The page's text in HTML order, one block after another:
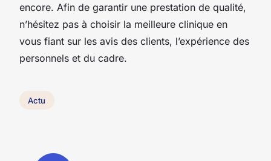
encore. Afin de garantir une prestation de qualité,
n’hésitez pas à choisir la meilleure clinique en
vous fiant sur les avis des clients, l’expérience des
personnels et du cadre.
Actu